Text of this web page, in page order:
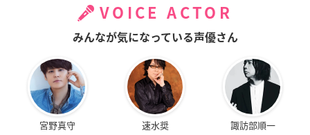
VOICE ACTOR
みんなが気になっている声優さん
宮野真守 速水奨 諏訪部順一